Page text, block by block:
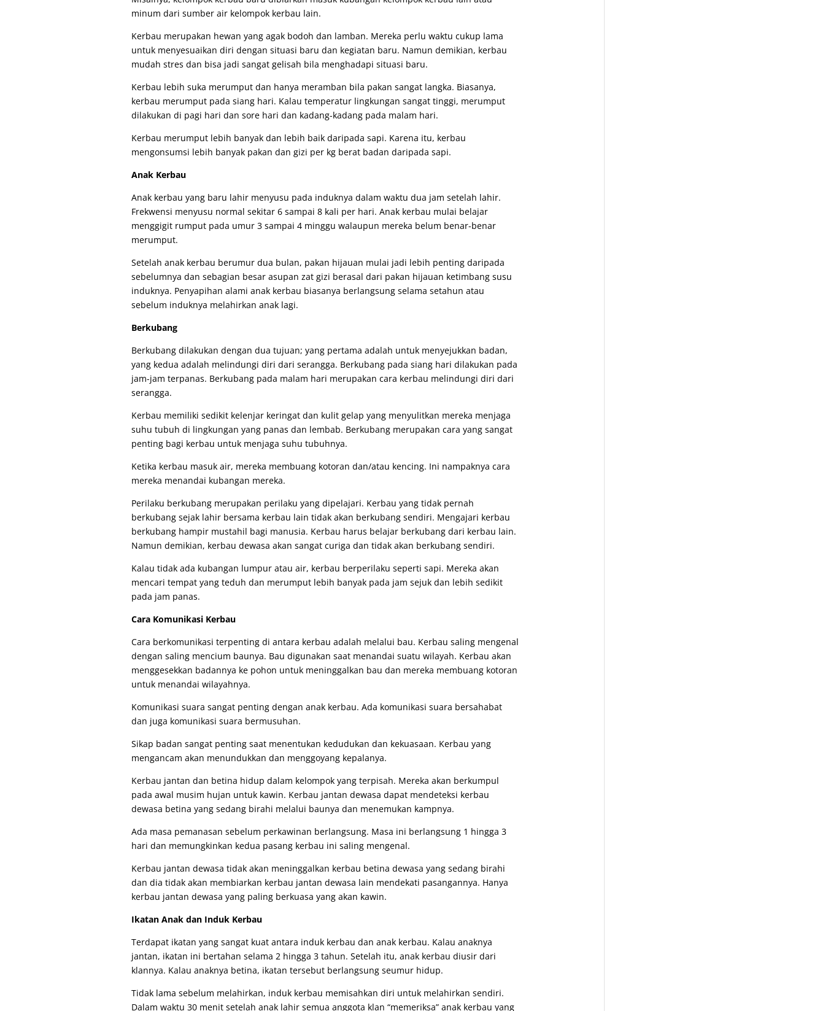
minum dari sumber air kelompok kerbau lain.
Kerbau merupakan hewan yang agak bodoh dan lamban. Mereka perlu waktu cukup lama
untuk menyesuaikan diri dengan situasi baru dan kegiatan baru. Namun demikian, kerbau
mudah stres dan bisa jadi sangat gelisah bila menghadapi situasi baru.
Kerbau lebih suka merumput dan hanya meramban bila pakan sangat langka. Biasanya,
kerbau merumput pada siang hari. Kalau temperatur lingkungan sangat tinggi, merumput
dilakukan di pagi hari dan sore hari dan kadang-kadang pada malam hari.
Kerbau merumput lebih banyak dan lebih baik daripada sapi. Karena itu, kerbau
mengonsumsi lebih banyak pakan dan gizi per kg berat badan daripada sapi.
Anak Kerbau
Anak kerbau yang baru lahir menyusu pada induknya dalam waktu dua jam setelah lahir.
Frekwensi menyusu normal sekitar 6 sampai 8 kali per hari. Anak kerbau mulai belajar
menggigit rumput pada umur 3 sampai 4 minggu walaupun mereka belum benar-benar
merumput.
Setelah anak kerbau berumur dua bulan, pakan hijauan mulai jadi lebih penting daripada
sebelumnya dan sebagian besar asupan zat gizi berasal dari pakan hijauan ketimbang susu
induknya. Penyapihan alami anak kerbau biasanya berlangsung selama setahun atau
sebelum induknya melahirkan anak lagi.
Berkubang
Berkubang dilakukan dengan dua tujuan; yang pertama adalah untuk menyejukkan badan,
yang kedua adalah melindungi diri dari serangga. Berkubang pada siang hari dilakukan pada
jam-jam terpanas. Berkubang pada malam hari merupakan cara kerbau melindungi diri dari
serangga.
Kerbau memiliki sedikit kelenjar keringat dan kulit gelap yang menyulitkan mereka menjaga
suhu tubuh di lingkungan yang panas dan lembab. Berkubang merupakan cara yang sangat
penting bagi kerbau untuk menjaga suhu tubuhnya.
Ketika kerbau masuk air, mereka membuang kotoran dan/atau kencing. Ini nampaknya cara
mereka menandai kubangan mereka.
Perilaku berkubang merupakan perilaku yang dipelajari. Kerbau yang tidak pernah
berkubang sejak lahir bersama kerbau lain tidak akan berkubang sendiri. Mengajari kerbau
berkubang hampir mustahil bagi manusia. Kerbau harus belajar berkubang dari kerbau lain.
Namun demikian, kerbau dewasa akan sangat curiga dan tidak akan berkubang sendiri.
Kalau tidak ada kubangan lumpur atau air, kerbau berperilaku seperti sapi. Mereka akan
mencari tempat yang teduh dan merumput lebih banyak pada jam sejuk dan lebih sedikit
pada jam panas.
Cara Komunikasi Kerbau
Cara berkomunikasi terpenting di antara kerbau adalah melalui bau. Kerbau saling mengenal
dengan saling mencium baunya. Bau digunakan saat menandai suatu wilayah. Kerbau akan
menggesekkan badannya ke pohon untuk meninggalkan bau dan mereka membuang kotoran
untuk menandai wilayahnya.
Komunikasi suara sangat penting dengan anak kerbau. Ada komunikasi suara bersahabat
dan juga komunikasi suara bermusuhan.
Sikap badan sangat penting saat menentukan kedudukan dan kekuasaan. Kerbau yang
mengancam akan menundukkan dan menggoyang kepalanya.
Kerbau jantan dan betina hidup dalam kelompok yang terpisah. Mereka akan berkumpul
pada awal musim hujan untuk kawin. Kerbau jantan dewasa dapat mendeteksi kerbau
dewasa betina yang sedang birahi melalui baunya dan menemukan kampnya.
Ada masa pemanasan sebelum perkawinan berlangsung. Masa ini berlangsung 1 hingga 3
hari dan memungkinkan kedua pasang kerbau ini saling mengenal.
Kerbau jantan dewasa tidak akan meninggalkan kerbau betina dewasa yang sedang birahi
dan dia tidak akan membiarkan kerbau jantan dewasa lain mendekati pasangannya. Hanya
kerbau jantan dewasa yang paling berkuasa yang akan kawin.
Ikatan Anak dan Induk Kerbau
Terdapat ikatan yang sangat kuat antara induk kerbau dan anak kerbau. Kalau anaknya
jantan, ikatan ini bertahan selama 2 hingga 3 tahun. Setelah itu, anak kerbau diusir dari
klannya. Kalau anaknya betina, ikatan tersebut berlangsung seumur hidup.
Tidak lama sebelum melahirkan, induk kerbau memisahkan diri untuk melahirkan sendiri.
Dalam waktu 30 menit setelah anak lahir semua anggota klan “memeriksa” anak kerbau yang